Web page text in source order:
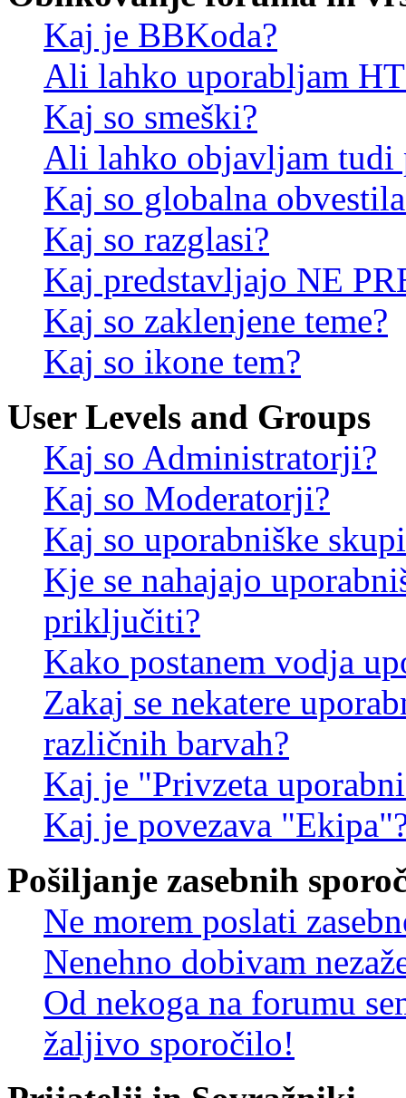
Kaj je BBKoda?
Ali lahko uporabljam
Kaj so smeški?
Ali lahko objavljam tudi
Kaj so globalna
Kaj so razglasi?
Kaj predstavljajo NE
Kaj so zaklenjene teme?
Kaj so ikone tem?
User Levels and Groups
Kaj so Administratorji?
Kaj so Moderatorji?
Kaj so uporabniške
Kje se nahajajo
priključiti?
Kako postanem vodja
Zakaj se nekatere
različnih barvah?
Kaj je "Privzeta
Kaj je povezava
Pošiljanje zasebnih
Ne morem poslati
Nenehno dobivam
Od nekoga na forumu
žaljivo sporočilo!